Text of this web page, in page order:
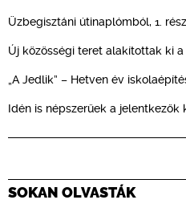
Üzbegisztáni útinaplómból, 1. rész
Új közösségi teret alakítottak ki a
„A Jedlik” – Hetven év
Idén is népszerűek a jelentkezők
SOKAN OLVASTÁK